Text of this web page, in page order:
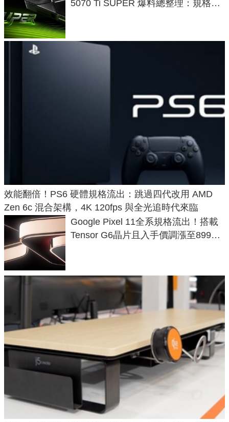
5070 Ti SUPER 爆料總整理：規格、
效能翻倍！PS6 硬體規格流出：跳過四代改用 AMD
Zen 6c 混合架構，4K 120fps 與全光追時代來臨
Google Pixel 11全系規格流出！搭載
Tensor G6晶片且入手價調漲至899美